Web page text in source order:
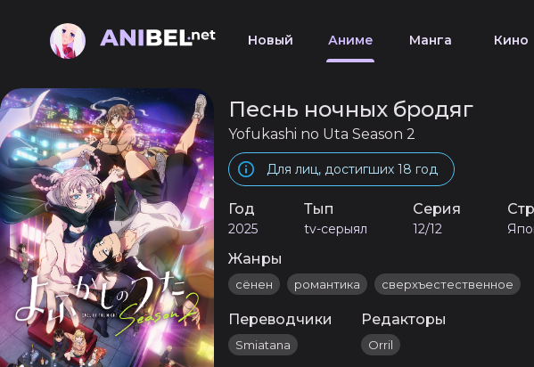
Новый Аниме Манга Кино
Песнь ночных бродяг
Yofukashi no Uta Season 2
Для лиц, достигших 18 год
Год
2025
Тып
tv-серыял
Серия
12/12
Жанры
сёнен романтика сверхъестественное
Переводчики
Smiatana
Редакторы
Orril